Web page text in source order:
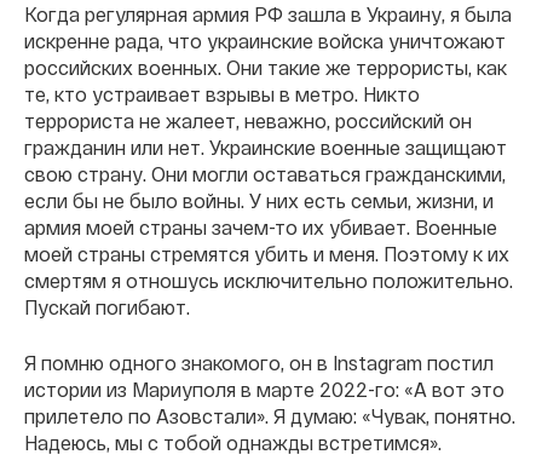
Когда регулярная армия РФ зашла в Украину, я была
искренне рада, что украинские войска уничтожают
российских военных. Они такие же террористы, как
те, кто устраивает взрывы в метро. Никто
террориста не жалеет, неважно, российский он
гражданин или нет. Украинские военные защищают
свою страну. Они могли оставаться гражданскими,
если бы не было войны. У них есть семьи, жизни, и
армия моей страны зачем-то их убивает. Военные
моей страны стремятся убить и меня. Поэтому к их
смертям я отношусь исключительно положительно.
Пускай погибают.
Я помню одного знакомого, он в Instagram постил
истории из Мариуполя в марте 2022-го: «А вот это
прилетело по Азовстали». Я думаю: «Чувак, понятно.
Надеюсь, мы с тобой однажды встретимся».